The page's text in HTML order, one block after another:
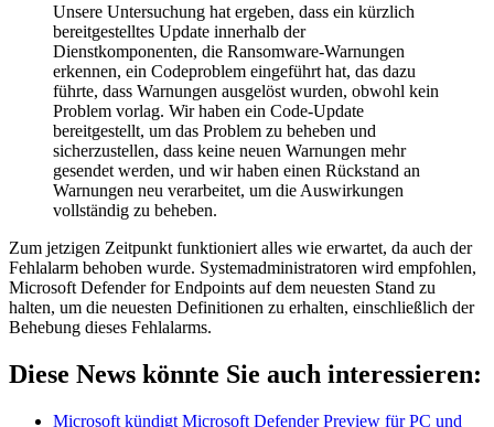
Unsere Untersuchung hat ergeben, dass ein kürzlich
bereitgestelltes Update innerhalb der
Dienstkomponenten, die Ransomware-Warnungen
erkennen, ein Codeproblem eingeführt hat, das dazu
führte, dass Warnungen ausgelöst wurden, obwohl kein
Problem vorlag. Wir haben ein Code-Update
bereitgestellt, um das Problem zu beheben und
sicherzustellen, dass keine neuen Warnungen mehr
gesendet werden, und wir haben einen Rückstand an
Warnungen neu verarbeitet, um die Auswirkungen
vollständig zu beheben.
Zum jetzigen Zeitpunkt funktioniert alles wie erwartet, da auch der
Fehlalarm behoben wurde. Systemadministratoren wird empfohlen,
Microsoft Defender for Endpoints auf dem neuesten Stand zu
halten, um die neuesten Definitionen zu erhalten, einschließlich der
Behebung dieses Fehlalarms.
Diese News könnte Sie auch interessieren:
Microsoft kündigt Microsoft Defender Preview für PC und